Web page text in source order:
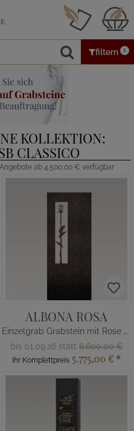
filtern 1
KOLLEKTION:
CLASSICO
ab 4.500,00 € verfügbar
ALBONA ROSA
Einzelgrab Grabstein mit Rose aus Bronze und Granit
bis 01.09.26 statt6.600,00 €
Ihr Komplettpreis 5.775,00 € *